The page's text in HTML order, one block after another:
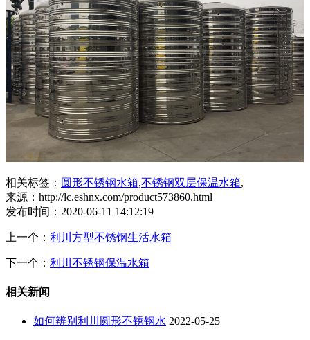
相关标签： 圆形不锈钢水箱,不锈钢双层保温水箱,
来源：http://lc.eshnx.com/product573860.html
发布时间：2020-06-11 14:12:19
上一个： 利川方型不锈钢生活水箱
下一个： 利川不锈钢保温水箱
相关新闻
如何辨别利川圆形不锈钢水 2022-05-25